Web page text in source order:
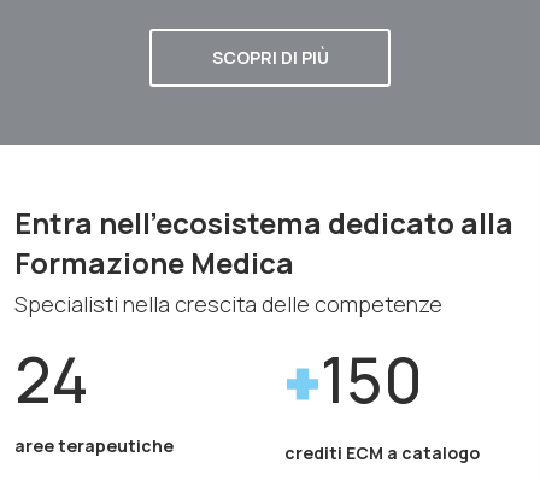
SCOPRI DI PIÙ
Entra nell'ecosistema dedicato alla
Formazione Medica
Specialisti nella crescita delle competenze
24
aree terapeutiche
150
crediti ECM a catalogo